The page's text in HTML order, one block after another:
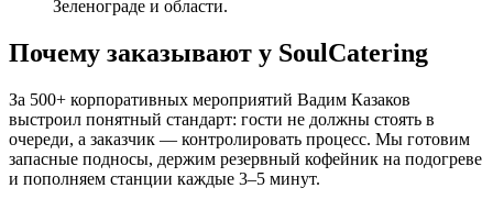
Зеленограде и области.
Почему заказывают у SoulCatering
За 500+ корпоративных мероприятий Вадим Казаков
выстроил понятный стандарт: гости не должны стоять в
очереди, а заказчик — контролировать процесс. Мы готовим
запасные подносы, держим резервный кофейник на подогреве
и пополняем станции каждые 3–5 минут.